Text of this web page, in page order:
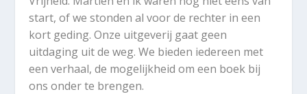
start, of we stonden al voor de rechter in een
kort geding. Onze uitgeverij gaat geen
uitdaging uit de weg. We bieden iedereen met
een verhaal, de mogelijkheid om een boek bij
ons onder te brengen.